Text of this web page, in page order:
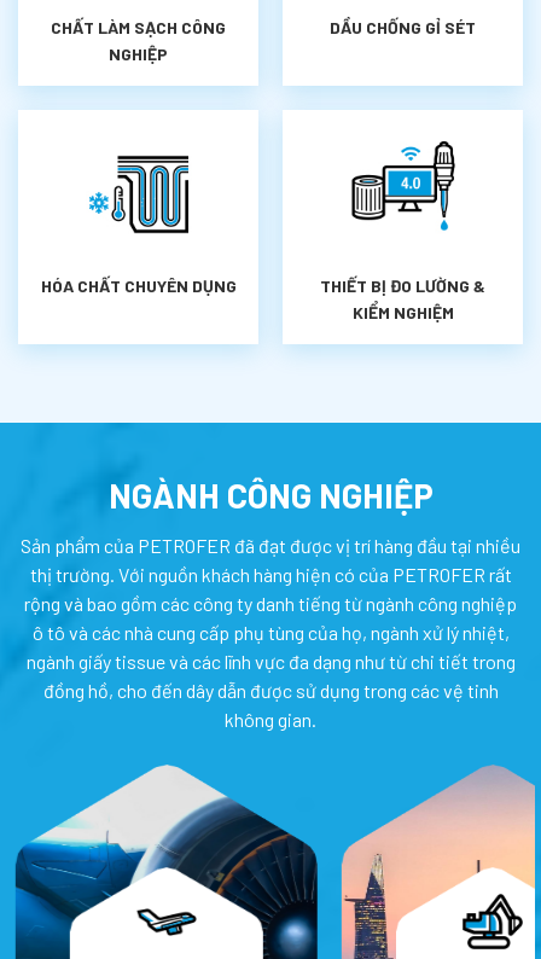
CHẤT LÀM SẠCH CÔNG
NGHIỆP
DẦU CHỐNG GỈ SÉT
HÓA CHẤT CHUYÊN DỤNG
THIẾT BỊ ĐO LƯỜNG &
KIỂM NGHIỆM
NGÀNH CÔNG NGHIỆP
Sản phẩm của PETROFER đã đạt được vị trí hàng đầu tại nhiều
thị trường. Với nguồn khách hàng hiện có của PETROFER rất
rộng và bao gồm các công ty danh tiếng từ ngành công nghiệp
ô tô và các nhà cung cấp phụ tùng của họ, ngành xử lý nhiệt,
ngành giấy tissue và các lĩnh vực đa dạng như từ chi tiết trong
đồng hồ, cho đến dây dẫn được sử dụng trong các vệ tinh
không gian.